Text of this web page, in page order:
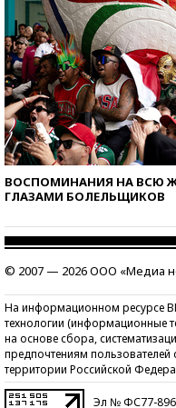
ВОСПОМИНАНИЯ НА ВСЮ
ГЛАЗАМИ БОЛЕЛЬЩИКОВ
© 2007 — 2026 ООО «Медиа
На информационном ресурсе
технологии (информационные
на основе сбора,
предпочтениям пользователей
территории Российской
Эл № ФС77-